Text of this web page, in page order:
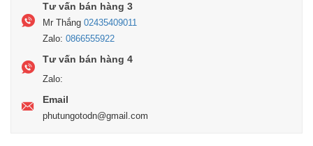
Tư vấn bán hàng 3
Mr Thắng 02435409011
Zalo: 0866555922
Tư vấn bán hàng 4
Zalo:
Email
phutungotodn@gmail.com